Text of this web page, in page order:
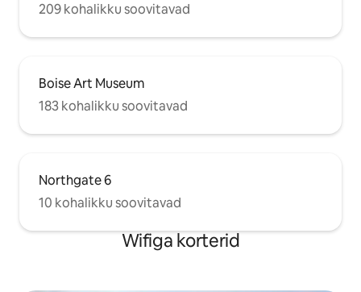
209 kohalikku soovitavad
Boise Art Museum
183 kohalikku soovitavad
Northgate 6
10 kohalikku soovitavad
Wifiga korterid